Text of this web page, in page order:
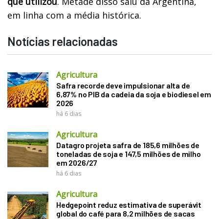
em linha com a média histórica.
Notícias relacionadas
Agricultura
Safra recorde deve impulsionar alta de
6,87% no PIB da cadeia da soja e biodiesel em
2026
há 6 dias
Agricultura
Datagro projeta safra de 185,6 milhões de
toneladas de soja e 147,5 milhões de milho
em 2026/27
há 6 dias
Agricultura
Hedgepoint reduz estimativa de superávit
global do café para 8,2 milhões de sacas